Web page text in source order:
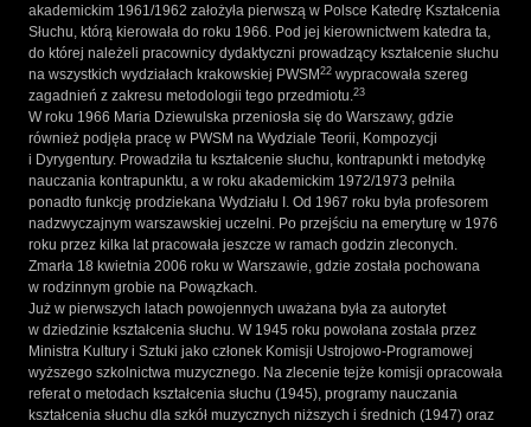
akademickim 1961/1962 założyła pierwszą w Polsce Katedrę Kształcenia
Słuchu, którą kierowała do roku 1966. Pod jej kierownictwem katedra ta,
do której należeli pracownicy dydaktyczni prowadzący kształcenie słuchu
na wszystkich wydziałach krakowskiej PWSM 22 wypracowała szereg
zagadnień z zakresu metodologii tego przedmiotu.23
W roku 1966 Maria Dziewulska przeniosła się do Warszawy, gdzie
również podjęła pracę w PWSM na Wydziale Teorii, Kompozycji
i Dyrygentury. Prowadziła tu kształcenie słuchu, kontrapunkt i metodykę
nauczania kontrapunktu, a w roku akademickim 1972/1973 pełniła
ponadto funkcję prodziekana Wydziału I. Od 1967 roku była profesorem
nadzwyczajnym warszawskiej uczelni. Po przejściu na emeryturę w 1976
roku przez kilka lat pracowała jeszcze w ramach godzin zleconych.
Zmarła 18 kwietnia 2006 roku w Warszawie, gdzie została pochowana
w rodzinnym grobie na Powązkach.
Już w pierwszych latach powojennych uważana była za autorytet
w dziedzinie kształcenia słuchu. W 1945 roku powołana została przez
Ministra Kultury i Sztuki jako członek Komisji Ustrojowo-Programowej
wyższego szkolnictwa muzycznego. Na zlecenie tejże komisji opracowała
referat o metodach kształcenia słuchu (1945), programy nauczania
kształcenia słuchu dla szkół muzycznych niższych i średnich (1947) oraz